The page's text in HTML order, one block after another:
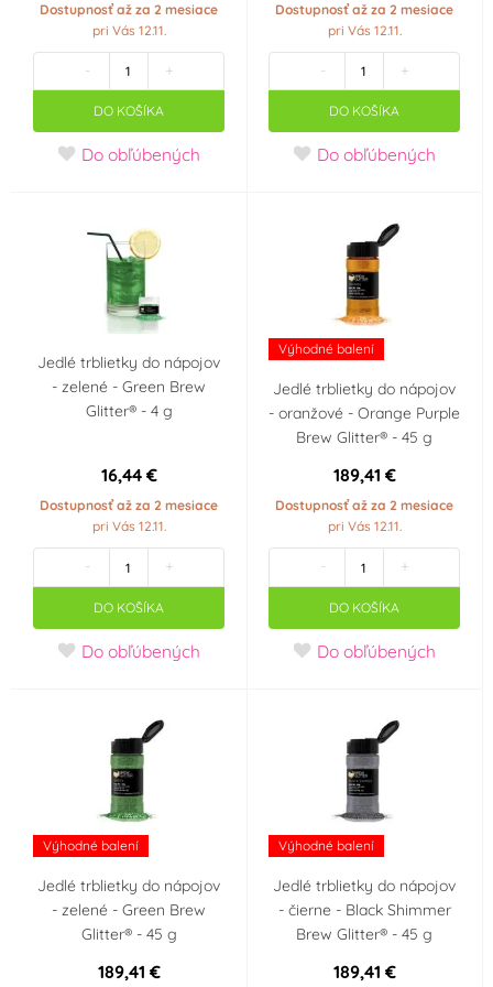
Snížený obsah cukru
(Low Sugar) nebo bez
cukru (16)
Vhodné pro RAW
recepty
(0)
Certified E-Friendly
zbytečné chemie
Neobsahuje palmový
Vhodné pro
vegetariány
Vhodné pro vegany
Neobsahuje
transmastné kyseliny
(TFA Free) (0)
Halal (0)
Party téma
Minecraft Baby Shower
Je to holka!! Je to kluk!!
SpongeBob Vesmír
Rozlučka se svobodou Dětská párty klučičí
Dostupnosť až za 2 mesiace
pri Vás 12.11.
- +
DO KOŠÍKA
Do obľúbených
Dostupnosť až za 2 mesiace
pri Vás 12.11.
- +
DO KOŠÍKA
Do obľúbených
Jedlé trblietky do nápojov
- zelené - Green Brew
Glitter® - 4 g
16,44 €
Dostupnosť až za 2 mesiace
pri Vás 12.11.
- +
DO KOŠÍKA
Do obľúbených
Výhodné balení
Jedlé trblietky do nápojov
- oranžové - Orange Purple
Brew Glitter® - 45 g
189,41 €
Dostupnosť až za 2 mesiace
pri Vás 12.11.
- +
DO KOŠÍKA
Do obľúbených
Výhodné balení
Jedlé trblietky do nápojov
- zelené - Green Brew
Glitter® - 45 g
189,41 €
Výhodné balení
Jedlé trblietky do nápojov
- čierne - Black Shimmer
Brew Glitter® - 45 g
189,41 €